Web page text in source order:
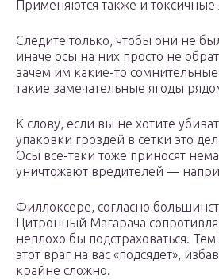
Применяются также и
Следите только, чтобы они не
иначе осы на них просто не
зачем им какие-то
такие замечательные ягоды
К слову, если вы не хотите
упаковки гроздей в сетки это
Осы все-таки тоже приносят
уничтожают вредителей —
Филлоксере, согласно
Цитронный Магарача
неплохо бы подстраховаться.
этот враг на вас «подсядет»,
крайне сложно.